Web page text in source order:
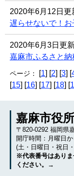
2020年6月12日更
遅らせないで！
2020年6月3日更
嘉麻市ふるさと
ページ： [1] [2] [3] [
[15] [16] [17] [18] [
嘉麻市役所
〒820-0292 福岡県
開庁時間：月曜日
(土・日曜日・祝日
※代表番号はあり
ください。→